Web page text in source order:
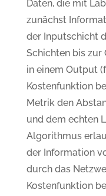
Daten, die mit
zunächst
der Inputschicht
Schichten bis
in einem Output
Kostenfunktion
Metrik den
und dem echten
Algorithmus
der Information
durch das
Kostenfunktion